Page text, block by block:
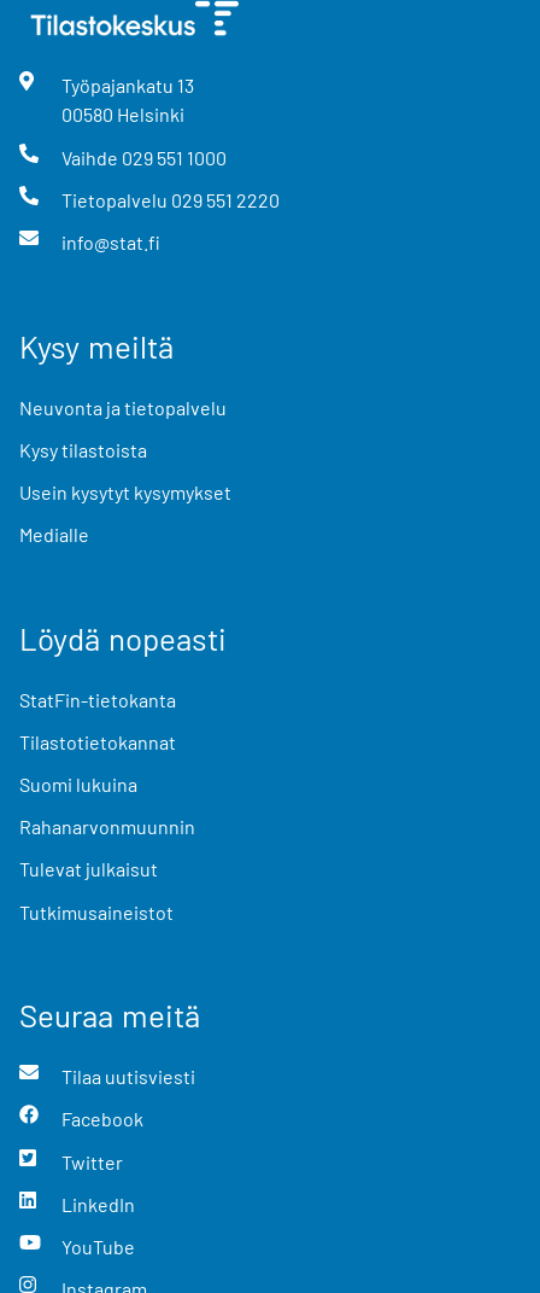
Työpajankatu 13
00580 Helsinki
Vaihde 029 551 1000
Tietopalvelu 029 551 2220
info@stat.fi
Kysy meiltä
Neuvonta ja tietopalvelu
Kysy tilastoista
Usein kysytyt kysymykset
Medialle
Löydä nopeasti
StatFin-tietokanta
Tilastotietokannat
Suomi lukuina
Rahanarvonmuunnin
Tulevat julkaisut
Tutkimusaineistot
Seuraa meitä
Tilaa uutisviesti
Facebook
Twitter
LinkedIn
YouTube